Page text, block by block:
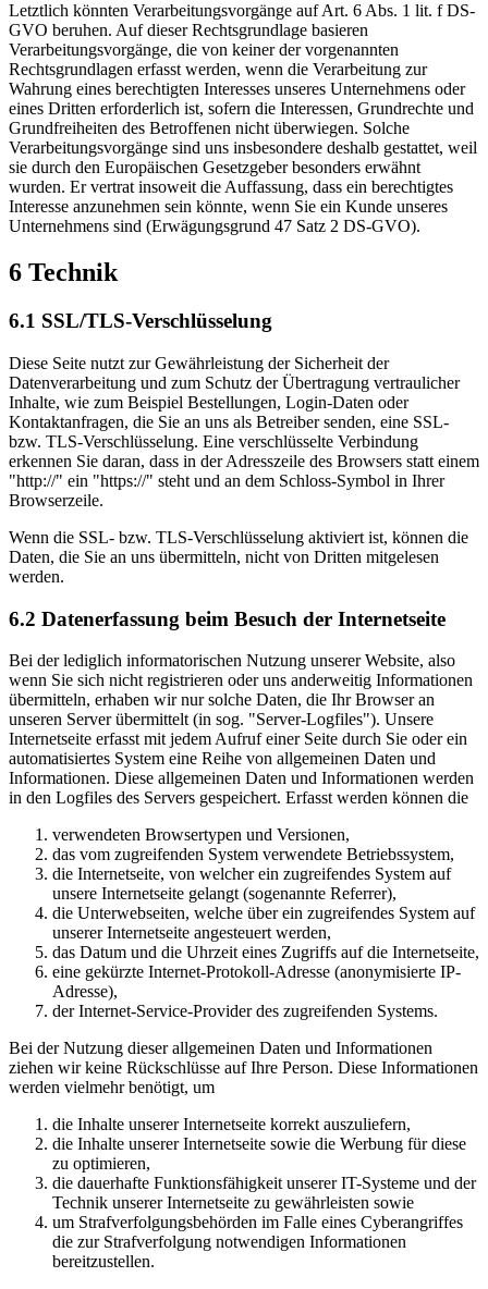
Letztlich könnten Verarbeitungsvorgänge auf Art. 6 Abs. 1 lit. f DS-
GVO beruhen. Auf dieser Rechtsgrundlage basieren
Verarbeitungsvorgänge, die von keiner der vorgenannten
Rechtsgrundlagen erfasst werden, wenn die Verarbeitung zur
Wahrung eines berechtigten Interesses unseres Unternehmens oder
eines Dritten erforderlich ist, sofern die Interessen, Grundrechte und
Grundfreiheiten des Betroffenen nicht überwiegen. Solche
Verarbeitungsvorgänge sind uns insbesondere deshalb gestattet, weil
sie durch den Europäischen Gesetzgeber besonders erwähnt
wurden. Er vertrat insoweit die Auffassung, dass ein berechtigtes
Interesse anzunehmen sein könnte, wenn Sie ein Kunde unseres
Unternehmens sind (Erwägungsgrund 47 Satz 2 DS-GVO).
6 Technik
6.1 SSL/TLS-Verschlüsselung
Diese Seite nutzt zur Gewährleistung der Sicherheit der
Datenverarbeitung und zum Schutz der Übertragung vertraulicher
Inhalte, wie zum Beispiel Bestellungen, Login-Daten oder
Kontaktanfragen, die Sie an uns als Betreiber senden, eine SSL-
bzw. TLS-Verschlüsselung. Eine verschlüsselte Verbindung
erkennen Sie daran, dass in der Adresszeile des Browsers statt einem
"http://" ein "https://" steht und an dem Schloss-Symbol in Ihrer
Browserzeile.
Wenn die SSL- bzw. TLS-Verschlüsselung aktiviert ist, können die
Daten, die Sie an uns übermitteln, nicht von Dritten mitgelesen
werden.
6.2 Datenerfassung beim Besuch der Internetseite
Bei der lediglich informatorischen Nutzung unserer Website, also
wenn Sie sich nicht registrieren oder uns anderweitig Informationen
übermitteln, erhaben wir nur solche Daten, die Ihr Browser an
unseren Server übermittelt (in sog. "Server-Logfiles"). Unsere
Internetseite erfasst mit jedem Aufruf einer Seite durch Sie oder ein
automatisiertes System eine Reihe von allgemeinen Daten und
Informationen. Diese allgemeinen Daten und Informationen werden
in den Logfiles des Servers gespeichert. Erfasst werden können die
verwendeten Browsertypen und Versionen,
das vom zugreifenden System verwendete Betriebssystem,
die Internetseite, von welcher ein zugreifendes System auf
unsere Internetseite gelangt (sogenannte Referrer),
die Unterwebseiten, welche über ein zugreifendes System auf
unserer Internetseite angesteuert werden,
das Datum und die Uhrzeit eines Zugriffs auf die Internetseite,
eine gekürzte Internet-Protokoll-Adresse (anonymisierte IP-
Adresse),
der Internet-Service-Provider des zugreifenden Systems.
Bei der Nutzung dieser allgemeinen Daten und Informationen
ziehen wir keine Rückschlüsse auf Ihre Person. Diese Informationen
werden vielmehr benötigt, um
die Inhalte unserer Internetseite korrekt auszuliefern,
die Inhalte unserer Internetseite sowie die Werbung für diese
zu optimieren,
die dauerhafte Funktionsfähigkeit unserer IT-Systeme und der
Technik unserer Internetseite zu gewährleisten sowie
um Strafverfolgungsbehörden im Falle eines Cyberangriffes
die zur Strafverfolgung notwendigen Informationen
bereitzustellen.